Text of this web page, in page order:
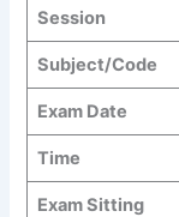
Session
Subject/Code
Exam Date
Time
Exam Sitting